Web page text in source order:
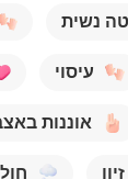
נשית
עיסוי
אוננות